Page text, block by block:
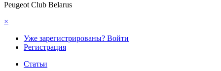
Peugeot Club Belarus
×
Уже зарегистрированы? Войти
Регистрация
Статьи